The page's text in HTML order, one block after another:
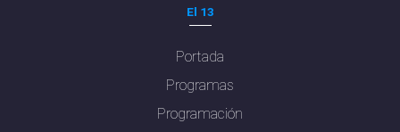
El 13
Portada
Programas
Programación